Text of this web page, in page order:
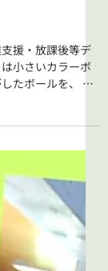
援・放課後等デ